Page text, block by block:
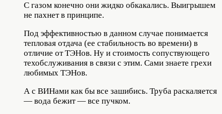
С газом конечно они жидко обкакались. Выигрышем
не пахнет в принципе.
Под эффективностью в данном случае понимается
тепловая отдача (ее стабильность во времени) в
отличие от ТЭНов. Ну и стоимость сопуствующего
техобслуживания в связи с этим. Сами знаете грехи
любимых ТЭНов.
А с ВИНами как бы все зашибись. Труба раскаляется
— вода бежит — все пучком.